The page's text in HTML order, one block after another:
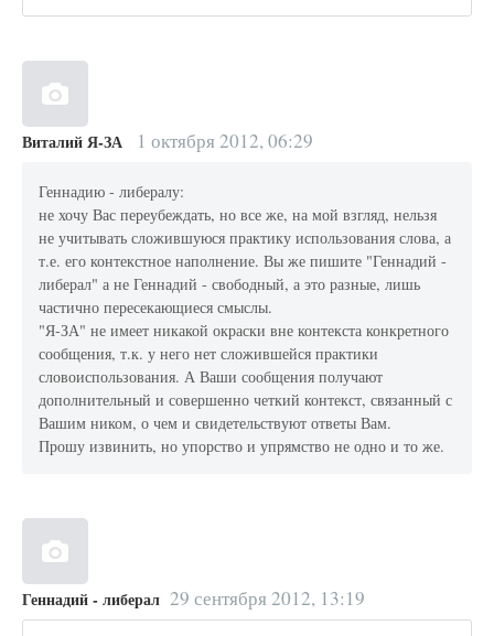
Виталий Я-ЗА 1 октября 2012, 06:29
Геннадию - либералу:
не хочу Вас переубеждать, но все же, на мой взгляд, нельзя
не учитывать сложившуюся практику использования слова, а
т.е. его контекстное наполнение. Вы же пишите "Геннадий -
либерал" а не Геннадий - свободный, а это разные, лишь
частично пересекающиеся смыслы.
"Я-ЗА" не имеет никакой окраски вне контекста конкретного
сообщения, т.к. у него нет сложившейся практики
словоиспользования. А Ваши сообщения получают
дополнительный и совершенно четкий контекст, связанный с
Вашим ником, о чем и свидетельствуют ответы Вам.
Прошу извинить, но упорство и упрямство не одно и то же.
Геннадий - либерал 29 сентября 2012, 13:19